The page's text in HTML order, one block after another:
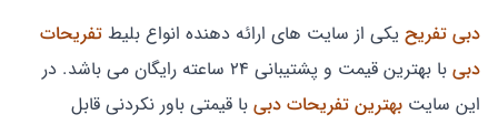
دبی تفریح یکی از سایت های ارائه دهنده انواع بلیط تفریحات
دبی
با بهترین قیمت و پشتیبانی ۲۴ ساعته رایگان می باشد. در
این سایت بهترین تفریحات دبی با قیمتی باور نکردنی قابل